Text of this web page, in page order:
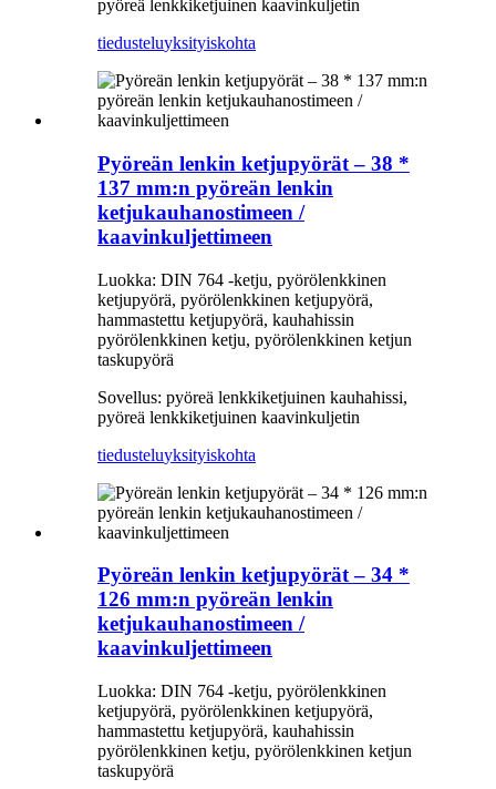
pyöreä lenkkiketjuinen kaavinkuljetin
tiedusteluyksityiskohta
Pyöreän lenkin ketjupyörät – 38 *
137 mm:n pyöreän lenkin
ketjukauhanostimeen /
kaavinkuljettimeen
Luokka: DIN 764 -ketju, pyörölenkkinen
ketjupyörä, pyörölenkkinen ketjupyörä,
hammastettu ketjupyörä, kauhahissin
pyörölenkkinen ketju, pyörölenkkinen ketjun
taskupyörä
Sovellus: pyöreä lenkkiketjuinen kauhahissi,
pyöreä lenkkiketjuinen kaavinkuljetin
tiedusteluyksityiskohta
Pyöreän lenkin ketjupyörät – 34 *
126 mm:n pyöreän lenkin
ketjukauhanostimeen /
kaavinkuljettimeen
Luokka: DIN 764 -ketju, pyörölenkkinen
ketjupyörä, pyörölenkkinen ketjupyörä,
hammastettu ketjupyörä, kauhahissin
pyörölenkkinen ketju, pyörölenkkinen ketjun
taskupyörä